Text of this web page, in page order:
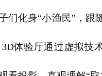
们化身“小渔民”，跟
体验厅通过虚拟